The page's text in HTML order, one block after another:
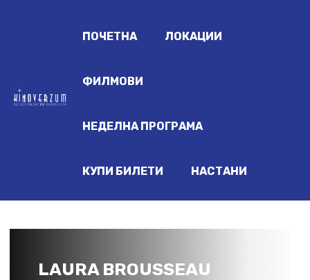
ПОЧЕТНА ЛОКАЦИИ
ФИЛМОВИ
НЕДЕЛНА ПРОГРАМА
КУПИ БИЛЕТИ НАСТАНИ
LAURA BROUSSEAU